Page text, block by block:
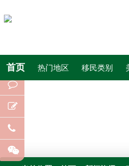
首页 热门地区 移民类别